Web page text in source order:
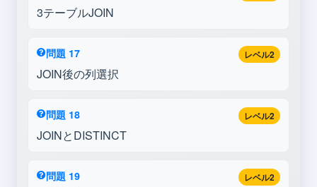
3テーブルJOIN
レベル2
問題 17
JOIN後の列選択
レベル2
問題 18
JOINとDISTINCT
レベル2
問題 19